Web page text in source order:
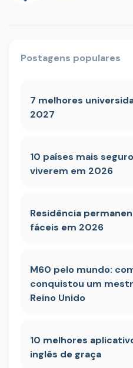
Postagens populares
7 melhores
2027
10 países mais
viverem em 2026
Residência
fáceis em 2026
M60 pelo mundo:
conquistou um
Reino Unido
10 melhores
inglês de graça